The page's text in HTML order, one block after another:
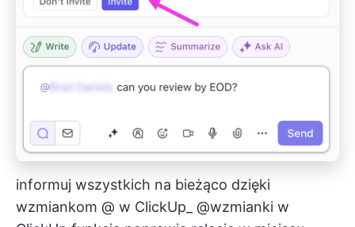
informuj wszystkich na bieżąco dzięki
wzmiankom @ w ClickUp_ @wzmianki w